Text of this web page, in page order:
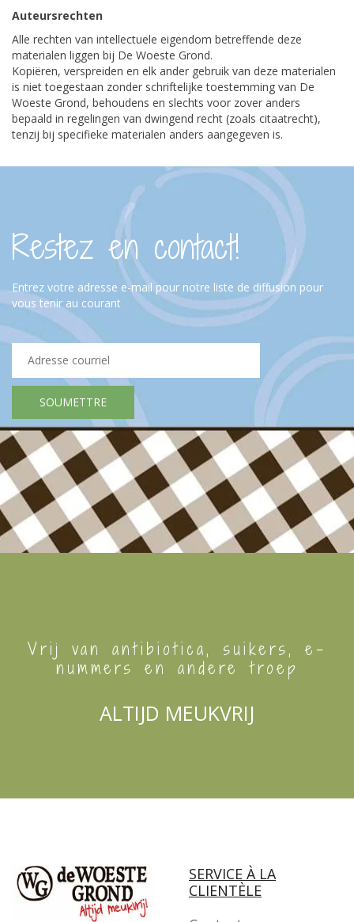
Auteursrechten
Alle rechten van intellectuele eigendom betreffende deze
materialen liggen bij De Woeste Grond.
Kopiëren, verspreiden en elk ander gebruik van deze materialen
is niet toegestaan zonder schriftelijke toestemming van De
Woeste Grond, behoudens en slechts voor zover anders
bepaald in regelingen van dwingend recht (zoals citaatrecht),
tenzij bij specifieke materialen anders aangegeven is.
Restez en contact!
Entrez votre adresse e-mail pour notre liste de diffusion pour
vous tenir au courant
Vrij van antibiotica, suikers, e-
nummers en andere troep
ALTIJD MEUKVRIJ
SERVICE À LA
CLIENTÈLE